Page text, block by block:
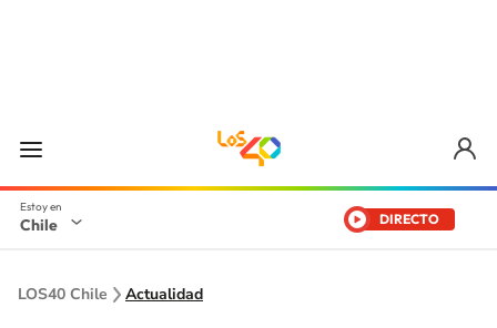
Chile DIRECTO
LOS40 Chile Actualidad